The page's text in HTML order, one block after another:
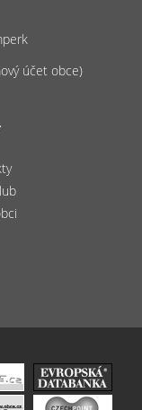
účet obce)